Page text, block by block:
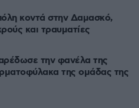
κοντά στην Δαμασκό,
και τραυματίες
την φανέλα της
της ομάδας της